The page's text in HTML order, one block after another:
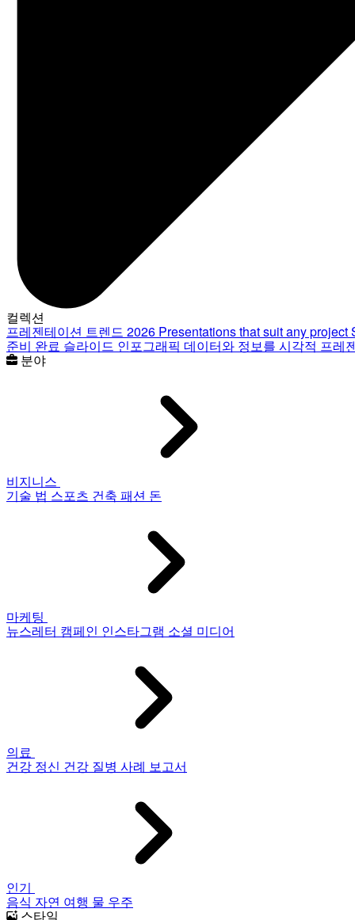
컬렉션
프레젠테이션 트렌드 2026 Presentations that suit any project
준비 완료 슬라이드 인포그래픽 데이터와 정보를 시각적 프레
분야
비지니스
기술 법 스포츠 건축 패션 돈
마케팅
뉴스레터 캠페인 인스타그램 소셜 미디어
의료
건강 정신 건강 질병 사례 보고서
인기
음식 자연 여행 물 우주
스타일